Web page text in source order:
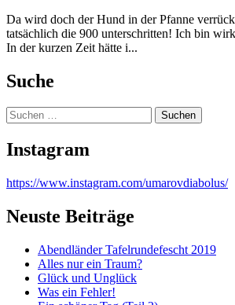
Da wird doch der Hund in der Pfanne
tatsächlich die 900 unterschritten! Ich bin
In der kurzen Zeit hätte i...
Suche
Suchen
nach:
Instagram
https://www.instagram.com/umarovdiabolus/
Neuste Beiträge
Abendländer Tafelrundefescht 2019
Alles nur ein Traum?
Glück und Unglück
Was ein Fehler!